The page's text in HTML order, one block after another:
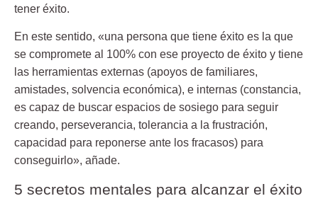
tener éxito.
En este sentido, «una persona que tiene éxito es la que
se compromete al 100% con ese proyecto de éxito y tiene
las herramientas externas (apoyos de familiares,
amistades, solvencia económica), e internas (constancia,
es capaz de buscar espacios de sosiego para seguir
creando, perseverancia, tolerancia a la frustración,
capacidad para reponerse ante los fracasos) para
conseguirlo», añade.
5 secretos mentales para alcanzar el éxito